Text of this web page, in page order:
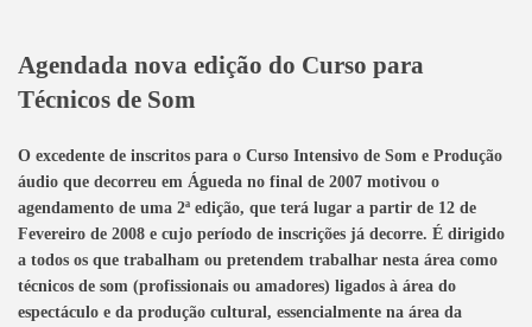
Agendada nova edição do Curso para
Técnicos de Som
O excedente de inscritos para o Curso Intensivo de Som e Produção
áudio que decorreu em Águeda no final de 2007 motivou o
agendamento de uma 2ª edição, que terá lugar a partir de 12 de
Fevereiro de 2008 e cujo período de inscrições já decorre. É dirigido
a todos os que trabalham ou pretendem trabalhar nesta área como
técnicos de som (profissionais ou amadores) ligados à área do
espectáculo e da produção cultural, essencialmente na área da